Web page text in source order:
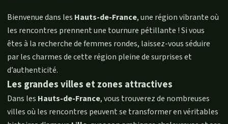
Bienvenue dans les Hauts-de-France, une région vibrante où
les rencontres prennent une tournure pétillante ! Si vous
êtes à la recherche de femmes rondes, laissez-vous séduire
par les charmes de cette région pleine de surprises et
d’authenticité.
Les grandes villes et zones attractives
Dans les Hauts-de-France, vous trouverez de nombreuses
villes où les rencontres peuvent se transformer en véritables